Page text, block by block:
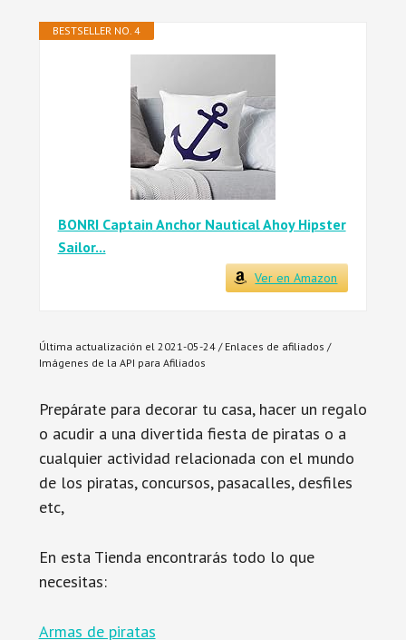
BESTSELLER NO. 4
BONRI Captain Anchor Nautical Ahoy Hipster
Sailor...
Ver en Amazon
Última actualización el 2021-05-24 / Enlaces de afiliados /
Imágenes de la API para Afiliados
Prepárate para decorar tu casa, hacer un regalo
o acudir a una divertida fiesta de piratas o a
cualquier actividad relacionada con el mundo
de los piratas, concursos, pasacalles, desfiles
etc,
En esta Tienda encontrarás todo lo que
necesitas:
Armas de piratas